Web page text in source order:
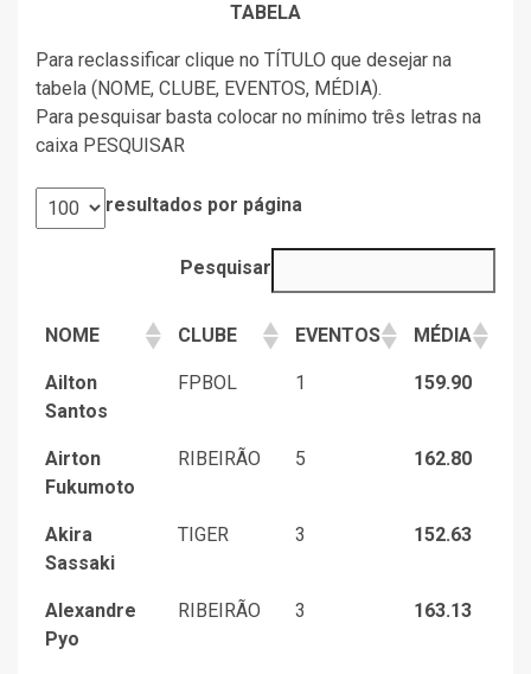
TABELA
Para reclassificar clique no TÍTULO que desejar na
tabela (NOME, CLUBE, EVENTOS, MÉDIA).
Para pesquisar basta colocar no mínimo três letras na
caixa PESQUISAR
resultados por página
Pesquisar
NOME CLUBE EVENTOS MÉDIA
Ailton
Santos
FPBOL 1 159.90
Airton
Fukumoto
RIBEIRÃO 5 162.80
Akira
Sassaki
TIGER 3 152.63
Alexandre
Pyo
RIBEIRÃO 3 163.13